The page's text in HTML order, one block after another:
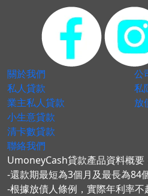
關於我們
私人貸款
業主私人貸款
小生意貸款
清卡數貸款
聯絡我們
公
私
放
UmoneyCash貸款產品資料概要
-還款期最短為3個月及最長為84個
-根據放債人條例，實際年利率不